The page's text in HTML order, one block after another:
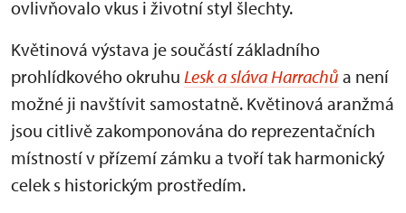
ovlivňovalo vkus i životní styl šlechty.
Květinová výstava je součástí základního
prohlídkového okruhu Lesk a sláva Harrachů a není
možné ji navštívit samostatně. Květinová aranžmá
jsou citlivě zakomponována do reprezentačních
místností v přízemí zámku a tvoří tak harmonický
celek s historickým prostředím.